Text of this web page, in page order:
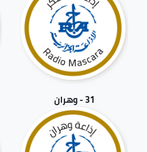
31 - وهران